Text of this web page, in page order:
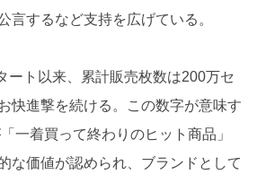
言するなど支持を広げている。
ート以来、累計販売枚数は200万セ
快進撃を続ける。この数字が意味す
一着買って終わりのヒット商品」
な価値が認められ、ブランドとして